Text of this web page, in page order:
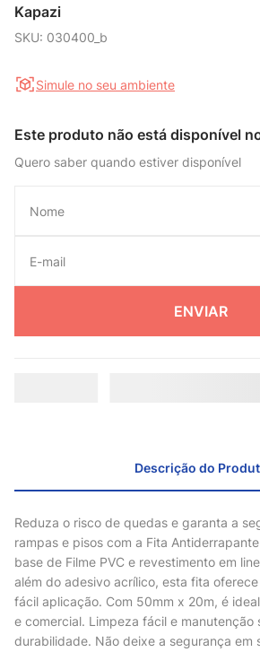
Kapazi
SKU: 030400_b
Simule no seu ambiente
Este produto não está disponível
Quero saber quando estiver disponível
ENVIAR
Descrição do
Reduza o risco de quedas e garanta a
rampas e pisos com a Fita
base de Filme PVC e revestimento em
além do adesivo acrílico, esta fita
fácil aplicação. Com 50mm x 20m, é
e comercial. Limpeza fácil e manutenção
durabilidade. Não deixe a segurança em